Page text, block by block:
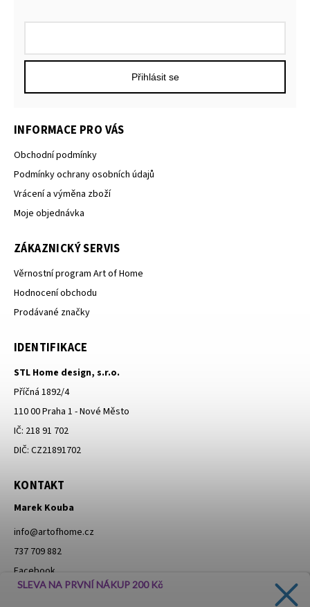
Přihlásit se
INFORMACE PRO VÁS
Obchodní podmínky
Podmínky ochrany osobních údajů
Vrácení a výměna zboží
Moje objednávka
ZÁKAZNICKÝ SERVIS
Věrnostní program Art of Home
Hodnocení obchodu
Prodávané značky
IDENTIFIKACE
STL Home design, s.r.o.
Příčná 1892/4
110 00 Praha 1 - Nové Město
IČ: 218 91 702
DIČ: CZ21891702
KONTAKT
Marek Kouba
info@artofhome.cz
737 709 882
Facebook
Instagram
SLEVA NA PRVNÍ NÁKUP 200 Kč